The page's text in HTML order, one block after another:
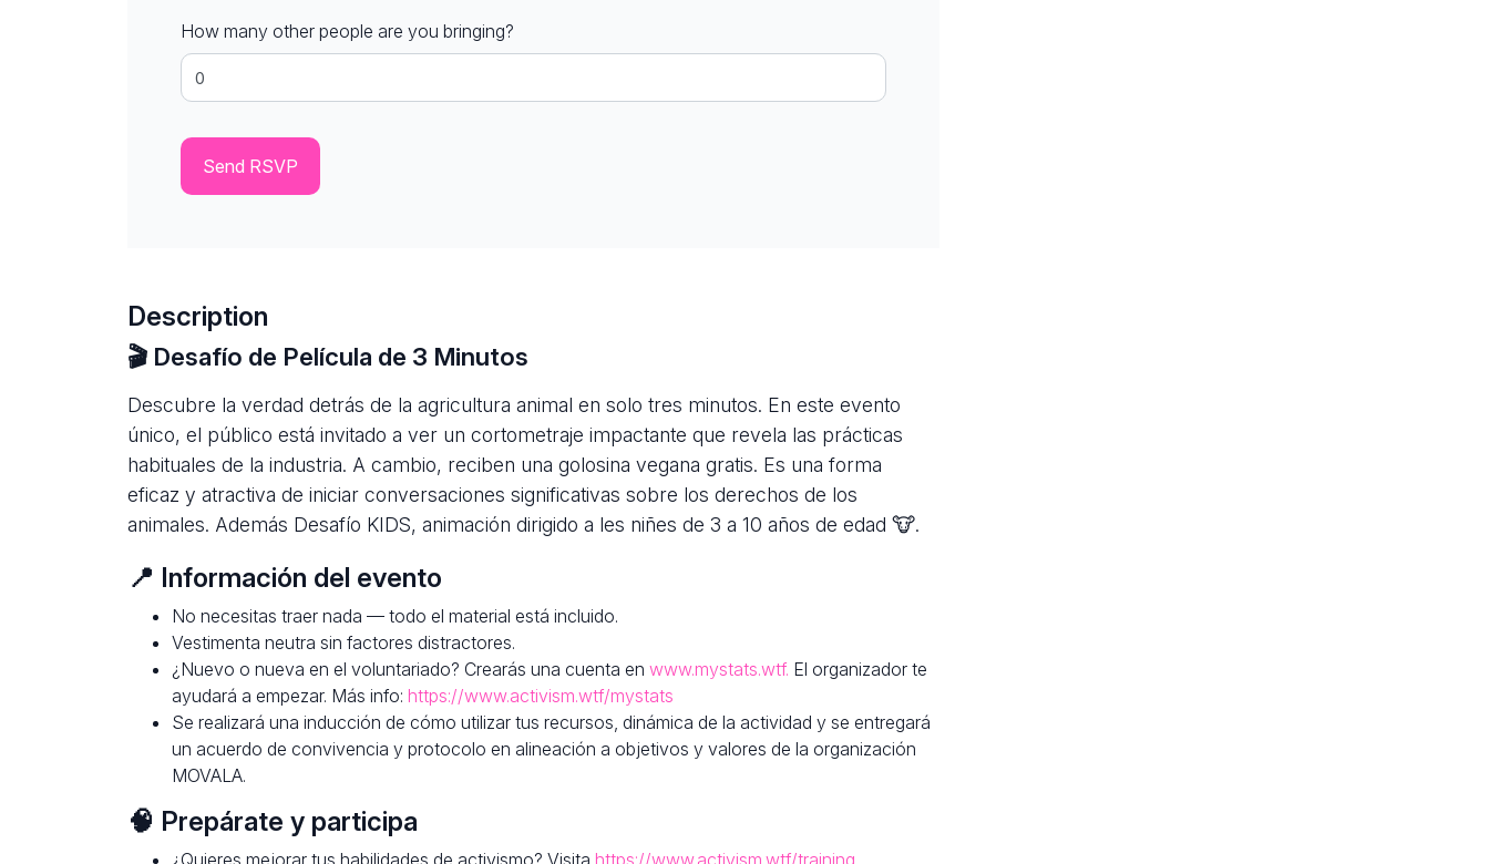
How many other people are you bringing?
Description
🎬 Desafío de Película de 3 Minutos
Descubre la verdad detrás de la agricultura animal en solo tres minutos. En este evento
único, el público está invitado a ver un cortometraje impactante que revela las prácticas
habituales de la industria. A cambio, reciben una golosina vegana gratis. Es una forma
eficaz y atractiva de iniciar conversaciones significativas sobre los derechos de los
animales. Además Desafío KIDS, animación dirigido a les niñes de 3 a 10 años de edad 🐮.
📍 Información del evento
No necesitas traer nada — todo el material está incluido.
Vestimenta neutra sin factores distractores.
¿Nuevo o nueva en el voluntariado? Crearás una cuenta en www.mystats.wtf. El organizador te
ayudará a empezar. Más info: https://www.activism.wtf/mystats
Se realizará una inducción de cómo utilizar tus recursos, dinámica de la actividad y se entregará
un acuerdo de convivencia y protocolo en alineación a objetivos y valores de la organización
MOVALA.
🧠 Prepárate y participa
¿Quieres mejorar tus habilidades de activismo? Visita https://www.activism.wtf/training